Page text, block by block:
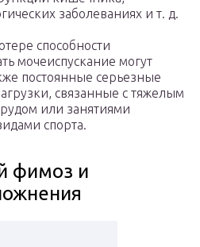
заболеваниях и т. д.
способности
мочеиспускание могут
постоянные серьезные
связанные с тяжелым
или занятиями
спорта.
фимоз и